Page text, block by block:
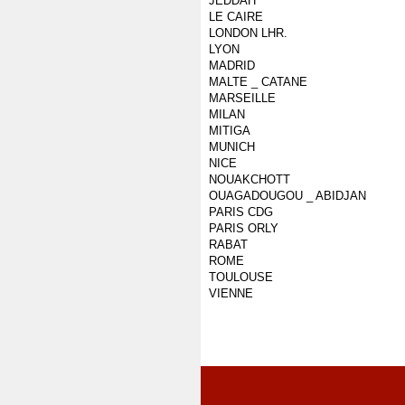
LE CAIRE
LONDON LHR.
LYON
MADRID
MALTE _ CATANE
MARSEILLE
MILAN
MITIGA
MUNICH
NICE
NOUAKCHOTT
OUAGADOUGOU _ ABIDJAN
PARIS CDG
PARIS ORLY
RABAT
ROME
TOULOUSE
VIENNE